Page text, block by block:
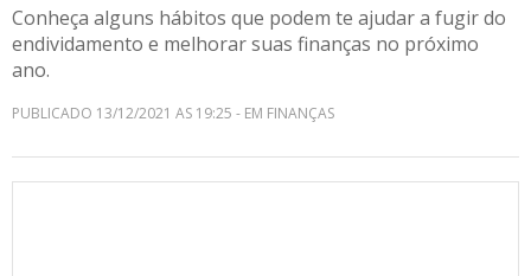
Conheça alguns hábitos que podem te ajudar a fugir do
endividamento e melhorar suas finanças no próximo
ano.
PUBLICADO 13/12/2021 AS 19:25 - EM FINANÇAS